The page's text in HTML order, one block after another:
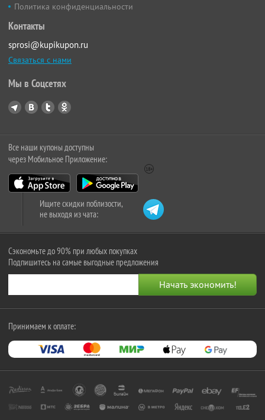
Политика конфиденциальности
Контакты
sprosi@kupikupon.ru
Связаться с нами
Мы в Соцсетях
Все наши купоны доступны
через Мобильное Приложение:
Ищите скидки поблизости,
не выходя из чата:
Сэкономьте до 90% при любых покупках
Подпишитесь на самые выгодные предложения
Принимаем к оплате: